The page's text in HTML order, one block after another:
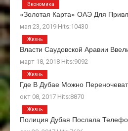
«Золотая Карта» ОАЭ Для
мая 23, 2019 Hits:10430
Экономика
Власти Саудовской Аравии
март 18, 2018 Hits:9092
Жизнь
Где В Дубае Можно
окт 08, 2017 Hits:8870
Жизнь
Полиция Дубая Послала
Жизнь